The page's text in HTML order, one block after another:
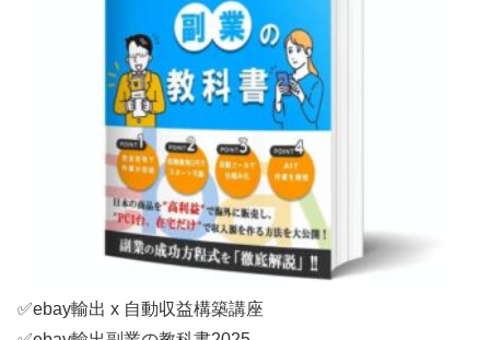
✅ebay輸出 x 自動収益構築講座